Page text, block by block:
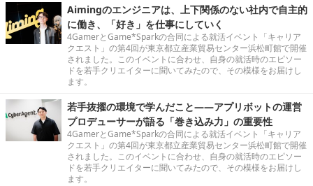
Aimingのエンジニアは、上下関係のない社内で自主的
に働き、「好き」を仕事にしていく
4GamerとGame*Sparkの合同による就活イベント「キャリア
クエスト」の第4回が東京都立産業貿易センター浜松町館で開催
されました。このイベントに合わせ、自身の就活時のエピソー
ドを若手クリエイターに聞いてみたので、その模様をお届けし
ます。
若手抜擢の環境で学んだこと――アプリボットの運営
プロデューサーが語る「巻き込み力」の重要性
4GamerとGame*Sparkの合同による就活イベント「キャリア
クエスト」の第4回が東京都立産業貿易センター浜松町館で開催
されました。このイベントに合わせ、自身の就活時のエピソー
ドを若手クリエイターに聞いてみたので、その模様をお届けし
ます。